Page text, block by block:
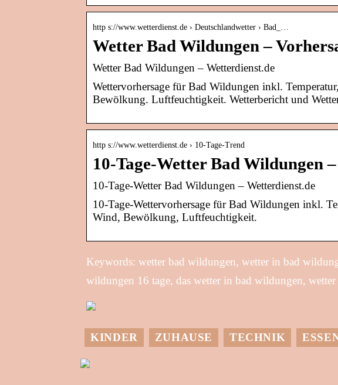
http s://www.wetterdienst.de › Deutschlandwetter › Bad_…
Wetter Bad Wildungen –
Wetter Bad Wildungen – Wetterdienst.de
Wettervorhersage für Bad Wildungen inkl.
Bewölkung. Luftfeuchtigkeit. Wetterbericht und
http s://www.wetterdienst.de › 10-Tage-Trend
10-Tage-Wetter Bad Wildungen
10-Tage-Wetter Bad Wildungen – Wetterdienst.de
10-Tage-Wettervorhersage für Bad Wildungen inkl.
Wind, Bewölkung, Luftfeuchtigkeit.
Keywords: wetter bad wildungen, wetter in bad
wildungen 16 tage, das wetter in bad wildungen,
KINDER ZUHAUSE TECHNIK
Mit einer